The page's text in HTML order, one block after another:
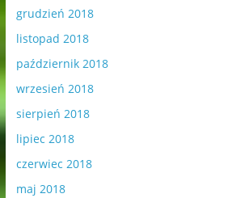
grudzień 2018
listopad 2018
październik 2018
wrzesień 2018
sierpień 2018
lipiec 2018
czerwiec 2018
maj 2018